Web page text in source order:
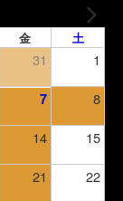
金 土
31 1
7 8
14 15
21 22